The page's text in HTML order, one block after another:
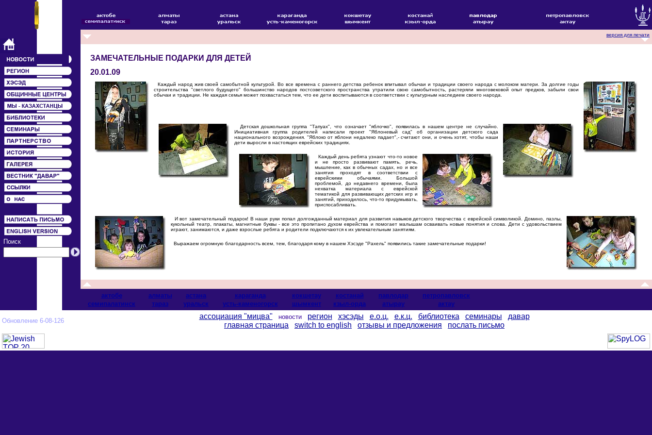
Поиск
версия для печати
ЗАМЕЧАТЕЛЬНЫЕ ПОДАРКИ ДЛЯ ДЕТЕЙ
20.01.09
Каждый народ жив своей самобытной культурой. Во все времена с раннего детства ребенок впитывал обычаи и традиции своего народа с молоком матери. За долгие годы
строительства "светлого будущего" большинство народов постсоветского пространства утратили свою самобытность, растеряли многовековой опыт предков, забыли свои
обычаи и традиции. Не каждая семья может похвастаться тем, что ее дети воспитываются в соответствии с культурным наследием своего народа.
Детская дошкольная группа "Тапуах", что означает "яблочко", появилась в нашем центре не случайно.
Инициативная группа родителей написали проект "Яблоневый сад" об организации детского сада
национального возрождения. "Яблоко от яблони недалеко падает",- считают они, и очень хотят, чтобы наши
дети выросли в настоящих еврейских традициях.
Каждый день ребята узнают что-то новое
и не просто развивают память, речь,
мышление, как в обычных садах, но и все
занятия проходят в соответствии с
еврейскими обычаями. Большой
проблемой, до недавнего времени, была
нехватка материала с еврейской
тематикой для развивающих детских игр и
занятий, приходилось, что-то придумывать,
приспосабливать.
И вот замечательный подарок! В наши руки попал долгожданный материал для развития навыков детского творчества с еврейской символикой. Домино, пазлы,
кукольный театр, плакаты, магнитные буквы - все это пропитано духом еврейства и помогает малышам осваивать новые понятия и слова. Дети с удовольствием
играют, занимаются, и даже взрослые ребята и родители подключаются к их увлекательным занятиям.
Выражаем огромную благодарность всем, тем, благодаря кому в нашем Хэсэде "Рахель" появились такие замечательные подарки!
актобе алматы астана караганда кокшетау костанай павлодар
петропавловск
cемипалатинск
тараз уральск усть-каменогорск шымкент кзыл-орда атырау актау
Обновление 6-08-126
ассоциация "мицва" новости регион хэсэды е.о.ц. е.к.ц. библиотека семинары
давар
главная страница
switch to english отзывы и предложения послать письмо